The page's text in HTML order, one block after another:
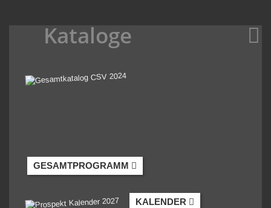
Kataloge
GESAMTPROGRAMM
KALENDER